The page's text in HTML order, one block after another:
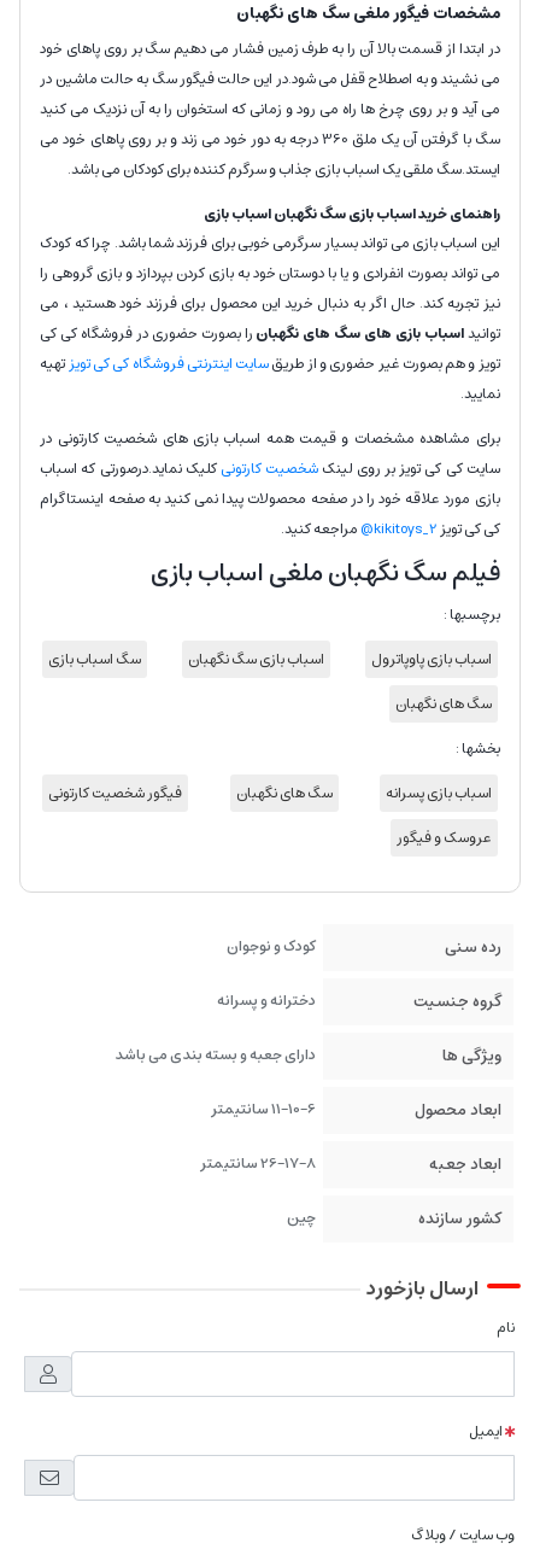
مشخصات فیگور ملغی سگ های نگهبان
در ابتدا از قسمت بالا آن را به طرف زمین فشار می دهیم سگ بر روی پاهای خود
می نشیند و به اصطلاح قفل می شود.در این حالت فیگور سگ به حالت ماشین در
می آید و بر روی چرخ ها راه می رود و زمانی که استخوان را به آن نزدیک می کنید
سگ با گرفتن آن یک ملق 360 درجه به دور خود می زند و بر روی پاهای خود می
ایستد.سگ ملقی یک اسباب بازی جذاب و سرگرم کننده برای کودکان می باشد.
راهنمای خرید اسباب بازی سگ نگهبان اسباب بازی
این اسباب بازی می تواند بسیار سرگرمی خوبی برای فرزند شما باشد. چرا که کودک
می تواند بصورت انفرادی و یا با دوستان خود به بازی کردن بپردازد و بازی گروهی را
نیز تجربه کند. حال اگر به دنبال خرید این محصول برای فرزند خود هستید ، می
توانیداسباب بازی های سگ های نگهبانرا بصورت حضوری در فروشگاه کی کی
تویز و هم بصورت غیر حضوری و از طریقسایت اینترنتی فروشگاه کی کی تویزتهیه
نمایید.
برای مشاهده مشخصات و قیمت همه اسباب بازی های شخصیت کارتونی در
سایت کی کی تویز بر روی لینکشخصیت کارتونیکلیک نماید.درصورتی که اسباب
بازی مورد علاقه خود را در صفحه محصولات پیدا نمی کنید به صفحه اینستاگرام
کی کی تویزkikitoys_2@ مراجعه کنید.
فیلم سگ نگهبان ملغی اسباب بازی
برچسبها :
اسباب بازی پاوپاترول
اسباب بازی سگ نگهبان
سگ اسباب بازی
سگ های نگهبان
بخشها :
اسباب بازی پسرانه
سگ های نگهبان
فیگور شخصیت کارتونی
عروسک و فیگور
رده سنی کودک و نوجوان
گروه جنسیت دخترانه و پسرانه
ویژگی ها دارای جعبه و بسته بندی می باشد
ابعاد محصول 11-10-6 سانتیمتر
ابعاد جعبه 26-17-8 سانتیمتر
کشور سازنده چین
ارسال بازخورد
نام
ایمیل
وب سایت / وبلاگ